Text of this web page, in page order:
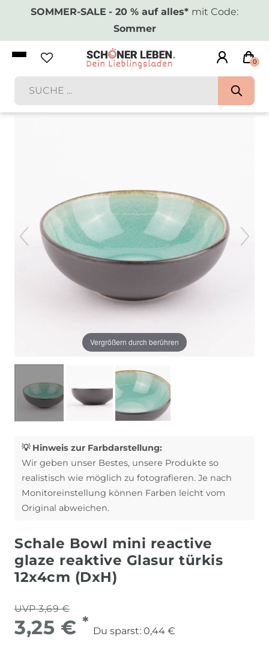
SOMMER-SALE - 20 % auf alles* mit Code:
Sommer
0
Vergrößern durch berühren
💡 Hinweis zur Farbdarstellung:
Wir geben unser Bestes, unsere Produkte so
realistisch wie möglich zu fotografieren. Je nach
Monitoreinstellung können Farben leicht vom
Original abweichen.
Schale Bowl mini reactive
glaze reaktive Glasur türkis
12x4cm (DxH)
UVP 3,69 €
3,25 € *
Du sparst: 0,44 €